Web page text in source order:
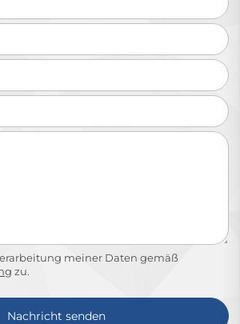
meiner Daten gemäß
zu.
Nachricht senden